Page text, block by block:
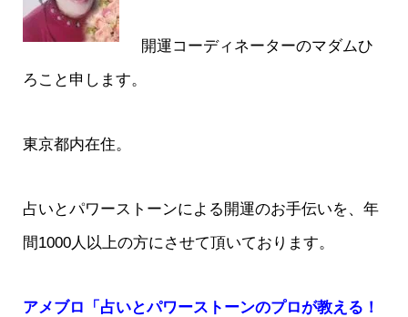
開運コーディネーターのマダムひ
ろこと申します。
東京都内在住。
占いとパワーストーンによる開運のお手伝いを、年
間1000人以上の方にさせて頂いております。
アメブロ「占いとパワーストーンのプロが教える！